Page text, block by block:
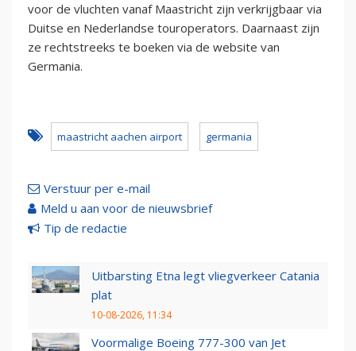
voor de vluchten vanaf Maastricht zijn verkrijgbaar via
Duitse en Nederlandse touroperators. Daarnaast zijn
ze rechtstreeks te boeken via de website van
Germania.
maastricht aachen airport germania
Verstuur per e-mail
Meld u aan voor de nieuwsbrief
Tip de redactie
Uitbarsting Etna legt vliegverkeer Catania
plat
10-08-2026, 11:34
Voormalige Boeing 777-300 van Jet